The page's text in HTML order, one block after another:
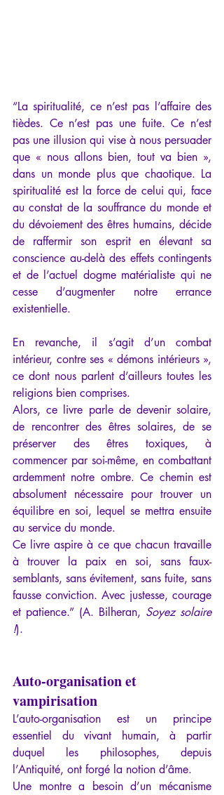
“La spiritualité, ce n’est pas l’affaire des
tièdes. Ce n’est pas une fuite. Ce n’est
pas une illusion qui vise à nous persuader
que « nous allons bien, tout va bien »,
dans un monde plus que chaotique. La
spiritualité est la force de celui qui, face
au constat de la souffrance du monde et
du dévoiement des êtres humains, décide
de raffermir son esprit en élevant sa
conscience au-delà des effets contingents
et de l’actuel dogme matérialiste qui ne
cesse d’augmenter notre errance
existentielle.
En revanche, il s’agit d’un combat
intérieur, contre ses « démons intérieurs »,
ce dont nous parlent d’ailleurs toutes les
religions bien comprises.
Alors, ce livre parle de devenir solaire,
de rencontrer des êtres solaires, de se
préserver des êtres toxiques, à
commencer par soi-même, en combattant
ardemment notre ombre. Ce chemin est
absolument nécessaire pour trouver un
équilibre en soi, lequel se mettra ensuite
au service du monde.
Ce livre aspire à ce que chacun travaille
à trouver la paix en soi, sans faux-
semblants, sans évitement, sans fuite, sans
fausse conviction. Avec justesse, courage
et patience.” (A. Bilheran, Soyez solaire
!).
Auto-organisation et
vampirisation
L’auto-organisation est un principe
essentiel du vivant humain, à partir
duquel les philosophes, depuis
l’Antiquité, ont forgé la notion d’âme.
Une montre a besoin d’un mécanisme